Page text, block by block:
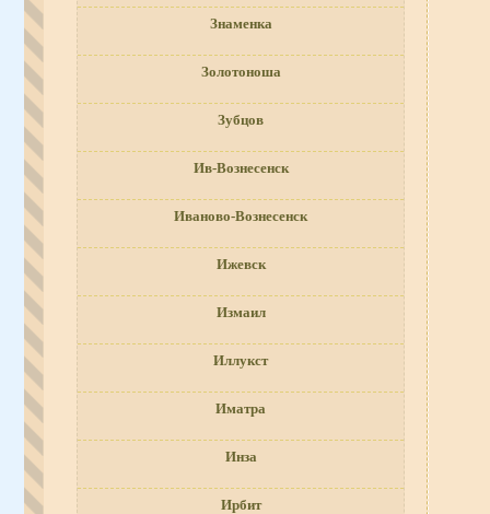
Знаменка
Золотоноша
Зубцов
Ив-Вознесенск
Иваново-Вознесенск
Ижевск
Измаил
Иллукст
Иматра
Инза
Ирбит